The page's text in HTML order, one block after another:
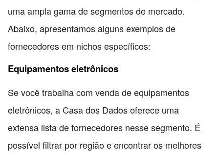
uma ampla gama de segmentos de mercado.
Abaixo, apresentamos alguns exemplos de
fornecedores em nichos específicos:
Equipamentos eletrônicos
Se você trabalha com venda de equipamentos
eletrônicos, a Casa dos Dados oferece uma
extensa lista de fornecedores nesse segmento. É
possível filtrar por região e encontrar os melhores